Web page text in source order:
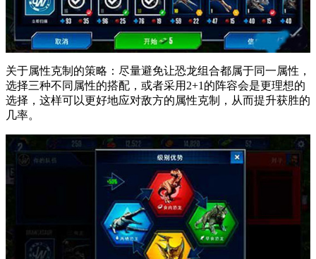
关于属性克制的策略：尽量避免让恐龙组合都属于同一属性，
选择三种不同属性的搭配，或者采用2+1的阵容会是更理想的
选择，这样可以更好地应对敌方的属性克制，从而提升获胜的
几率。